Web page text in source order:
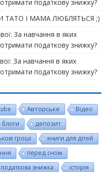
податкову знижку?
ТАТО І МАМА ЛЮБЛЯТЬСЯ ;)
За навчання в яких
податкову знижку?
За навчання в яких
податкову знижку?
Авторське
Відео
блоги депозит
гроші
книги для дітей
перед сном
податкова знижка історія